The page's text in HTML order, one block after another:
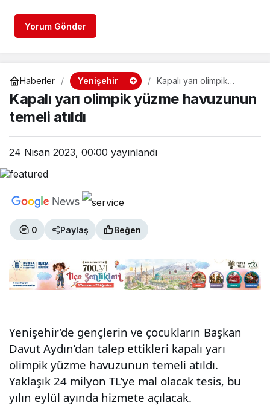
Yorum Gönder
Haberler Yenişehir
Kapalı yarı olimpik
atıldı
Kapalı yarı olimpik yüzme havuzunun
temeli atıldı
24 Nisan 2023, 00:00 yayınlandı
0 Paylaş Beğen
Yenişehir’de gençlerin ve çocukların Başkan
Davut Aydın’dan talep ettikleri kapalı yarı
olimpik yüzme havuzunun temeli atıldı.
Yaklaşık 24 milyon TL’ye mal olacak tesis, bu
yılın eylül ayında hizmete açılacak.